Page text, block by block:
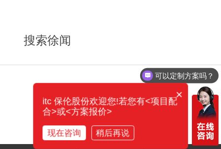
搜索徐闻
可以定制方案吗？
×
itc 保伦股份欢迎您!若您有<项目配
合>或<方案报价>
现在咨询 稍后再说